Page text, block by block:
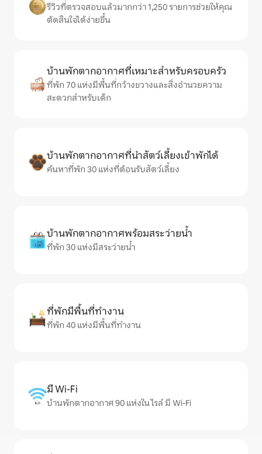
รีวิวที่ตรวจสอบแล้วมากกว่า 1,250 รายการช่วยให้คุณ
ตัดสินใจได้ง่ายขึ้น
บ้านพักตากอากาศที่เหมาะสำหรับครอบครัว
ที่พัก 70 แห่งมีพื้นที่กว้างขวางและสิ่งอำนวยความ
สะดวกสำหรับเด็ก
บ้านพักตากอากาศที่นำสัตว์เลี้ยงเข้าพักได้
ค้นหาที่พัก 30 แห่งที่ต้อนรับสัตว์เลี้ยง
บ้านพักตากอากาศพร้อมสระว่ายน้ำ
ที่พัก 30 แห่งมีสระว่ายน้ำ
ที่พักมีพื้นที่ทำงาน
ที่พัก 40 แห่งมีพื้นที่ทำงาน
มี Wi-Fi
บ้านพักตากอากาศ 90 แห่งใน ไรล์ มี Wi-Fi